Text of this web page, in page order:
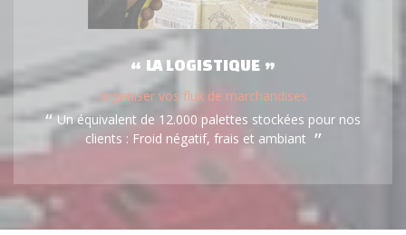
LA LOGISTIQUE
organiser vos flux de marchandises
Un équivalent de 12.000 palettes stockées pour nos
clients : Froid négatif, frais et ambiant